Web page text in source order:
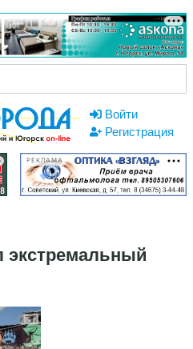
Войти
Регистрация
РЕКЛАМА
экстремальный